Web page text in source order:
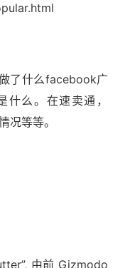
了什么facebook广
么。在速卖通，
况等等。
由前 Gizmodo